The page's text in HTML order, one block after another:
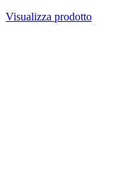
Visualizza prodotto